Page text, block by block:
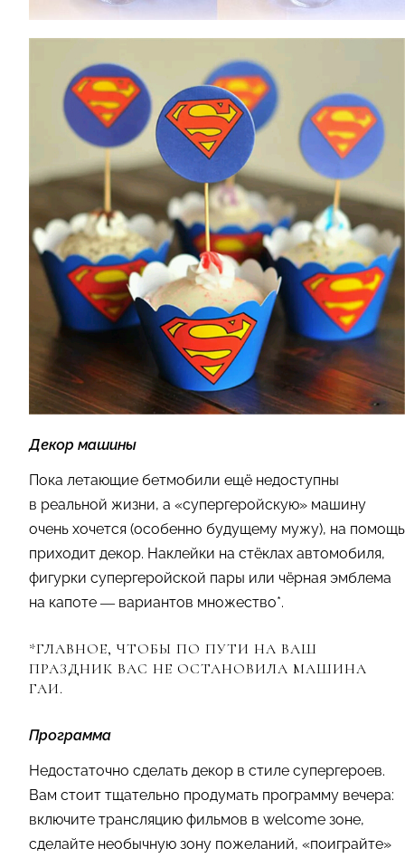
Декор машины
Пока летающие бетмобили ещё недоступны
в реальной жизни, а «супергеройскую» машину
очень хочется (особенно будущему мужу), на помощь
приходит декор. Наклейки на стёклах автомобиля,
фигурки супергеройской пары или чёрная эмблема
на капоте — вариантов множество*.
*ГЛАВНОЕ, ЧТОБЫ ПО ПУТИ НА ВАШ
ПРАЗДНИК ВАС НЕ ОСТАНОВИЛА МАШИНА
ГАИ.
Программа
Недостаточно сделать декор в стиле супергероев.
Вам стоит тщательно продумать программу вечера:
включите трансляцию фильмов в welcome зоне,
сделайте необычную зону пожеланий, «поиграйте»